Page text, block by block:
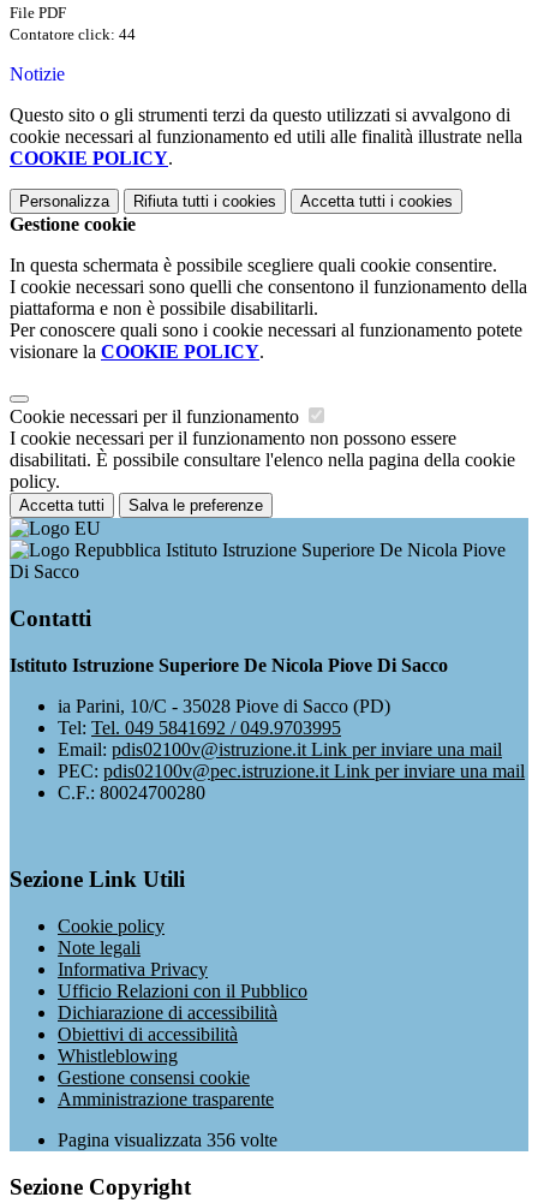
File PDF
Contatore click: 44
Notizie
Questo sito o gli strumenti terzi da questo utilizzati si avvalgono di
cookie necessari al funzionamento ed utili alle finalità illustrate nella
COOKIE POLICY.
Personalizza Rifiuta tutti i cookies Accetta tutti i cookies
Gestione cookie
In questa schermata è possibile scegliere quali cookie consentire.
I cookie necessari sono quelli che consentono il funzionamento della
piattaforma e non è possibile disabilitarli.
Per conoscere quali sono i cookie necessari al funzionamento potete
visionare la COOKIE POLICY.
Cookie necessari per il funzionamento
I cookie necessari per il funzionamento non possono essere
disabilitati. È possibile consultare l'elenco nella pagina della cookie
policy.
Accetta tutti Salva le preferenze
Istituto Istruzione Superiore De Nicola Piove
Di Sacco
Contatti
Istituto Istruzione Superiore De Nicola Piove Di Sacco
ia Parini, 10/C - 35028 Piove di Sacco (PD)
Tel: Tel. 049 5841692 / 049.9703995
Email: pdis02100v@istruzione.it Link per inviare una mail
PEC: pdis02100v@pec.istruzione.it Link per inviare una mail
C.F.: 80024700280
Sezione Link Utili
Cookie policy
Note legali
Informativa Privacy
Ufficio Relazioni con il Pubblico
Dichiarazione di accessibilità
Obiettivi di accessibilità
Whistleblowing
Gestione consensi cookie
Amministrazione trasparente
Pagina visualizzata 356 volte
Sezione Copyright